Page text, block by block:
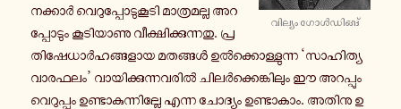
വി­ല്യം ഗോൾ­ഡി­ങ്ങ്
ന­ക്കാർ വെ­റു­പ്പോ­ടു­കൂ­ടി മാ­ത്ര­മ­ല്ല അ­റ­
പ്പോ­ടും കൂ­ടി­യാ­ണു വീ­ക്ഷി­ക്കു­ന്ന­തു. പ്ര­
തി­ഷേ­ധാർ­ഹ­ങ്ങ­ളാ­യ മ­ത­ങ്ങൾ ഉൽ­ക്കൊ­ള്ളു­ന്ന ‘സാ­ഹി­ത്യ­
വാ­ര­ഫ­ലം’ വാ­യി­ക്കു­ന്ന­വ­രിൽ ചി­ലർ­ക്കെ­ങ്കി­ലും ഈ അ­റ­പ്പും
വെ­റു­പ്പും ഉ­ണ്ടാ­കു­ന്നി­ല്ലേ എന്ന ചോ­ദ്യം ഉ­ണ്ടാ­കാം. അതിനു ഉ­